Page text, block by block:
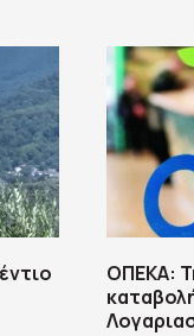
ΟΠΕΚΑ: